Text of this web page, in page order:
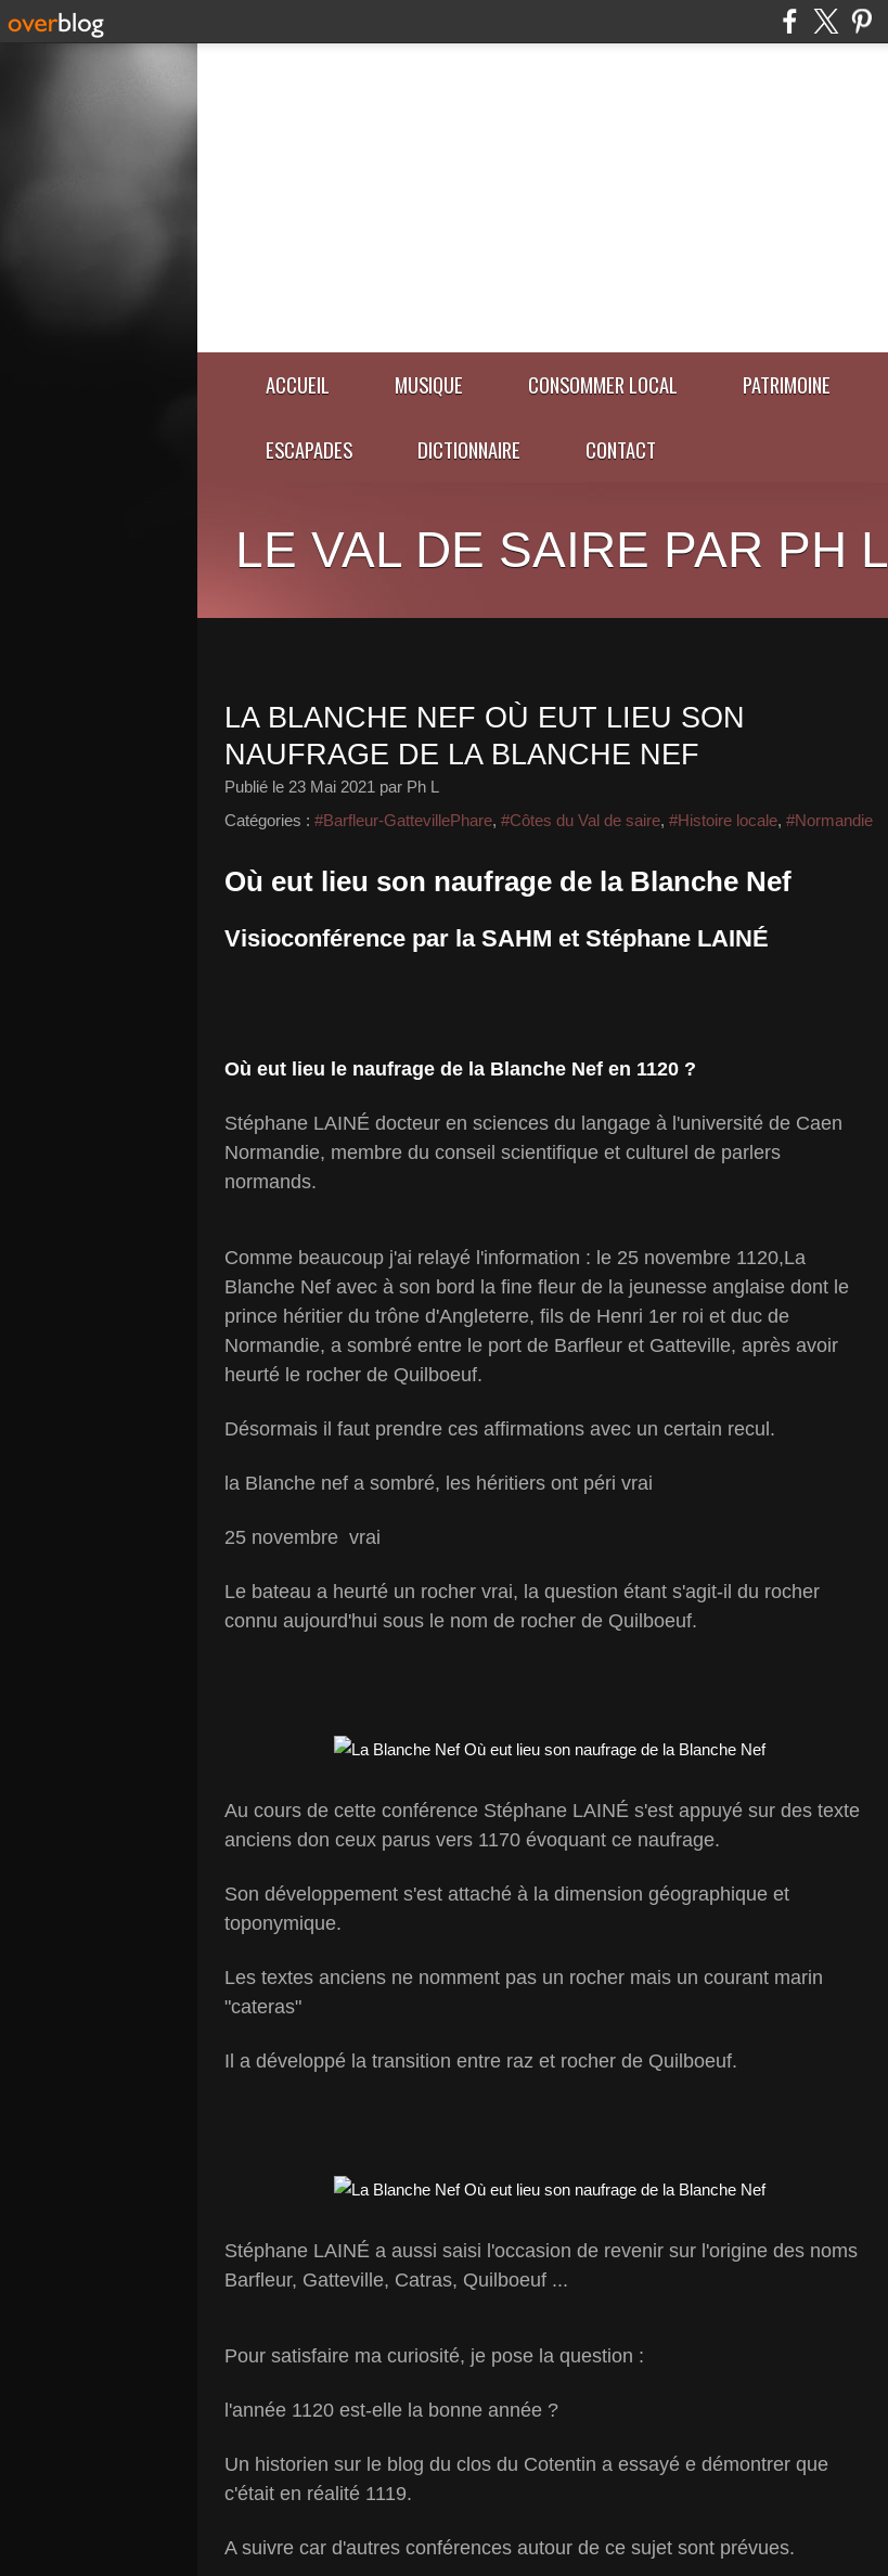
ACCUEIL MUSIQUE CONSOMMER LOCAL PATRIMOINE
ESCAPADES DICTIONNAIRE CONTACT
LE VAL DE SAIRE PAR PH L
LA BLANCHE NEF OÙ EUT LIEU SON
NAUFRAGE DE LA BLANCHE NEF
Publié le 23 Mai 2021 par Ph L
Catégories : #Barfleur-GattevillePhare, #Côtes du Val de saire, #Histoire locale, #Normandie
Où eut lieu son naufrage de la Blanche Nef
Visioconférence par la SAHM et Stéphane LAINÉ
Où eut lieu le naufrage de la Blanche Nef en 1120 ?
Stéphane LAINÉ docteur en sciences du langage à l'université de Caen
Normandie, membre du conseil scientifique et culturel de parlers
normands.
Comme beaucoup j'ai relayé l'information : le 25 novembre 1120,La
Blanche Nef avec à son bord la fine fleur de la jeunesse anglaise dont le
prince héritier du trône d'Angleterre, fils de Henri 1er roi et duc de
Normandie, a sombré entre le port de Barfleur et Gatteville, après avoir
heurté le rocher de Quilboeuf.
Désormais il faut prendre ces affirmations avec un certain recul.
la Blanche nef a sombré, les héritiers ont péri vrai
25 novembre vrai
Le bateau a heurté un rocher vrai, la question étant s'agit-il du rocher
connu aujourd'hui sous le nom de rocher de Quilboeuf.
Au cours de cette conférence Stéphane LAINÉ s'est appuyé sur des texte
anciens don ceux parus vers 1170 évoquant ce naufrage.
Son développement s'est attaché à la dimension géographique et
toponymique.
Les textes anciens ne nomment pas un rocher mais un courant marin
"cateras"
Il a développé la transition entre raz et rocher de Quilboeuf.
Stéphane LAINÉ a aussi saisi l'occasion de revenir sur l'origine des noms
Barfleur, Gatteville, Catras, Quilboeuf ...
Pour satisfaire ma curiosité, je pose la question :
l'année 1120 est-elle la bonne année ?
Un historien sur le blog du clos du Cotentin a essayé e démontrer que
c'était en réalité 1119.
A suivre car d'autres conférences autour de ce sujet sont prévues.